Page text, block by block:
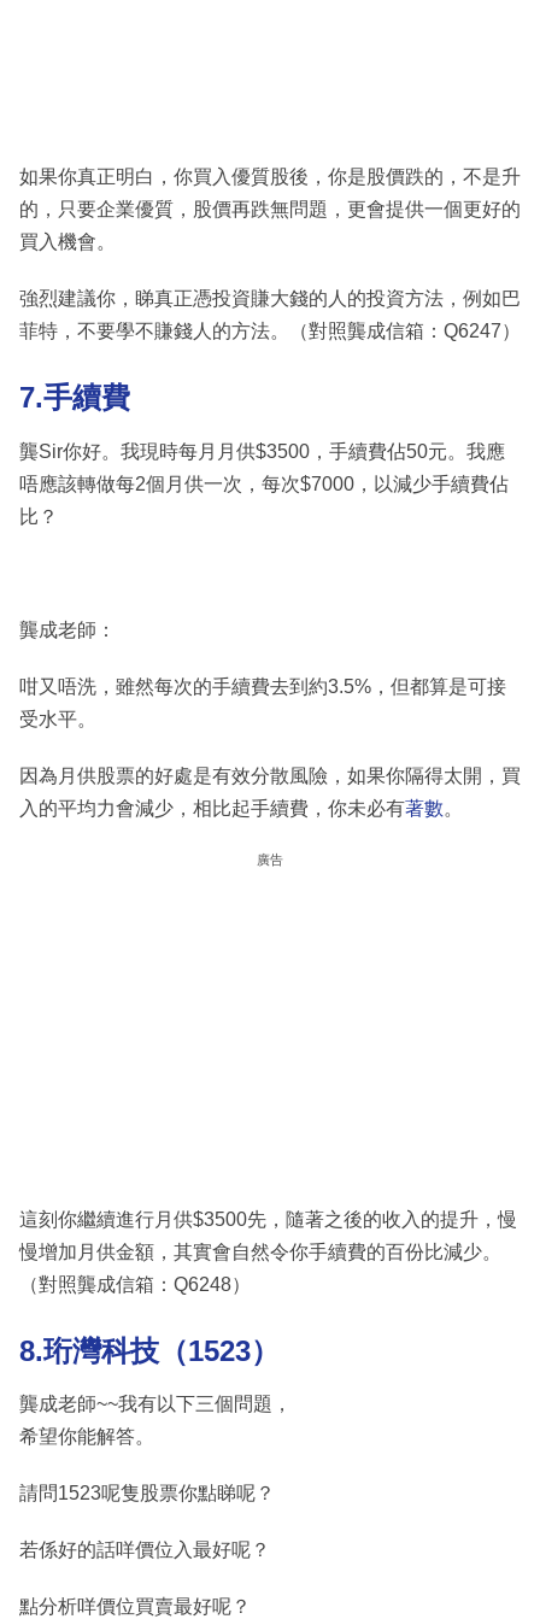
如果你真正明白，你買入優質股後，你是股價跌的，不是升
的，只要企業優質，股價再跌無問題，更會提供一個更好的
買入機會。
強烈建議你，睇真正憑投資賺大錢的人的投資方法，例如巴
菲特，不要學不賺錢人的方法。（對照龔成信箱：Q6247）
7.手續費
龔Sir你好。我現時每月月供$3500，手續費佔50元。我應
唔應該轉做每2個月供一次，每次$7000，以減少手續費佔
比？
龔成老師：
咁又唔洗，雖然每次的手續費去到約3.5%，但都算是可接
受水平。
因為月供股票的好處是有效分散風險，如果你隔得太開，買
入的平均力會減少，相比起手續費，你未必有著數。
廣告
這刻你繼續進行月供$3500先，隨著之後的收入的提升，慢
慢增加月供金額，其實會自然令你手續費的百份比減少。
（對照龔成信箱：Q6248）
8.珩灣科技（1523）
龔成老師~~我有以下三個問題，
希望你能解答。
請問1523呢隻股票你點睇呢？
若係好的話咩價位入最好呢？
點分析咩價位買賣最好呢？